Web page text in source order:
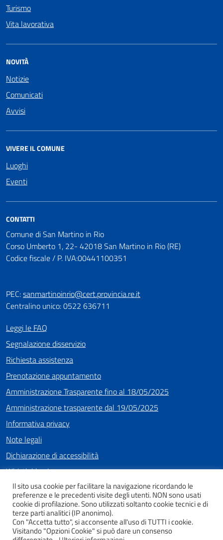
Turismo
Vita lavorativa
NOVITÀ
Notizie
Comunicati
Avvisi
VIVERE IL COMUNE
Luoghi
Eventi
CONTATTI
Comune di San Martino in Rio
Corso Umberto 1, 22- 42018 San Martino in Rio (RE)
Codice fiscale / P. IVA:00441100351
PEC:sanmartinoinrio@cert.provincia.re.it
Centralino unico: 0522 636711
Leggi le FAQ
Segnalazione disservizio
Richiesta assistenza
Prenotazione appuntamento
Amministrazione Trasparente fino al 18/05/2025
Amministrazione trasparente dal 19/05/2025
Informativa privacy
Note legali
Dichiarazione di accessibilità
Whistleblowing
SEGUICI SU
FacebookInstagramYoutube
Il sito usa cookie per facilitare la navigazione ricordando le
preferenze e le precedenti visite degli utenti. NON sono usati
cookie di profilazione. Sono utilizzati soltanto cookie tecnici e di
terze parti analitici (IP anonimo).
Con "Accetta tutto", si acconsente all'uso di TUTTI i cookie.
Visitando "Opzioni Cookie" si può dare un consenso